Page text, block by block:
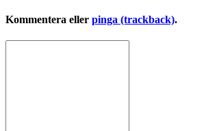
Kommentera eller pinga (trackback).